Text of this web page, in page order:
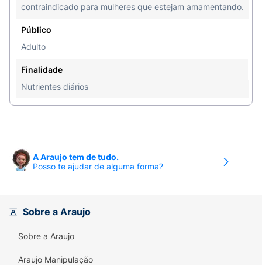
contraindicado para mulheres que estejam amamentando.
Público
Adulto
Finalidade
Nutrientes diários
A Araujo tem de tudo.
Posso te ajudar de alguma forma?
Sobre a Araujo
Sobre a Araujo
Araujo Manipulação